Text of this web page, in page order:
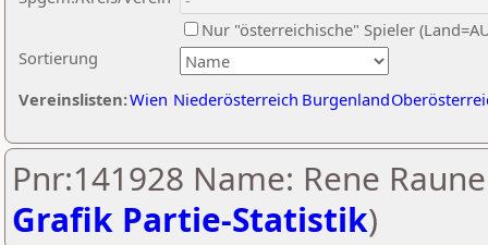
Sortierung
Nur "österreichische" Spieler
Vereinslisten:Wien Niederösterreich Burgenland
Pnr:141928 Name: Rene
Grafik Partie-Statistik)